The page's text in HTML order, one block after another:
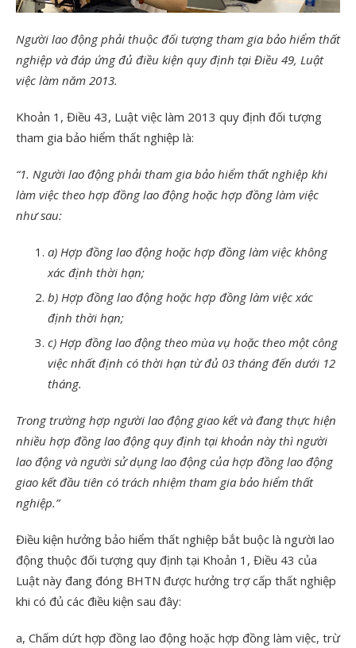
Người lao động phải thuộc đối tượng tham gia bảo hiểm thất
nghiệp và đáp ứng đủ điều kiện quy định tại Điều 49, Luật
việc làm năm 2013.
Khoản 1, Điều 43, Luật việc làm 2013 quy định đối tượng
tham gia bảo hiểm thất nghiệp là:
“1. Người lao động phải tham gia bảo hiểm thất nghiệp khi
làm việc theo hợp đồng lao động hoặc hợp đồng làm việc
như sau:
a) Hợp đồng lao động hoặc hợp đồng làm việc không
xác định thời hạn;
b) Hợp đồng lao động hoặc hợp đồng làm việc xác
định thời hạn;
c) Hợp đồng lao động theo mùa vụ hoặc theo một công
việc nhất định có thời hạn từ đủ 03 tháng đến dưới 12
tháng.
Trong trường hợp người lao động giao kết và đang thực hiện
nhiều hợp đồng lao động quy định tại khoản này thì người
lao động và người sử dụng lao động của hợp đồng lao động
giao kết đầu tiên có trách nhiệm tham gia bảo hiểm thất
nghiệp.”
Điều kiện hưởng bảo hiểm thất nghiệp bắt buộc là người lao
động thuộc đối tượng quy định tại Khoản 1, Điều 43 của
Luật này đang đóng BHTN được hưởng trợ cấp thất nghiệp
khi có đủ các điều kiện sau đây:
a, Chấm dứt hợp đồng lao động hoặc hợp đồng làm việc, trừ